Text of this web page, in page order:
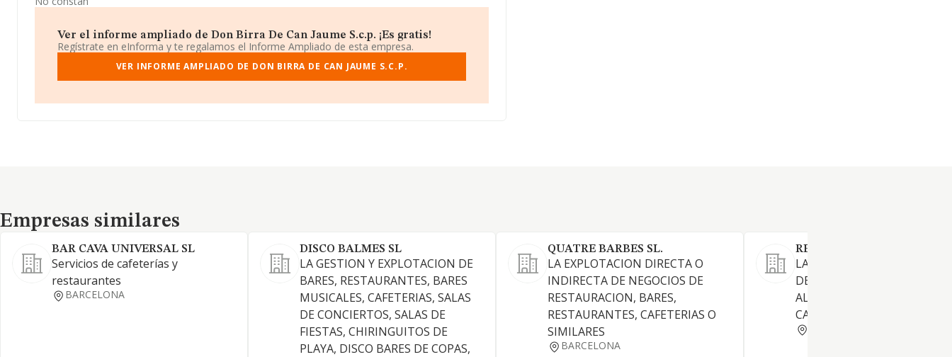
Ver el informe ampliado de Don Birra De Can Jaume S.c.p. ¡Es gratis!
Regístrate en eInforma y te regalamos el Informe Ampliado de esta empresa.
VER INFORME AMPLIADO DE DON BIRRA DE CAN JAUME S.C.P.
Empresas similares
Empresas similares
BAR CAVA UNIVERSAL SL
Servicios de cafeterías y
restaurantes
BARCELONA
DISCO BALMES SL
LA GESTION Y EXPLOTACION DE
BARES, RESTAURANTES, BARES
MUSICALES, CAFETERIAS, SALAS
DE CONCIERTOS, SALAS DE
FIESTAS, CHIRINGUITOS DE
PLAYA, DISCO BARES DE COPAS,
QUATRE BARBES SL.
LA EXPLOTACION DIRECTA O
INDIRECTA DE NEGOCIOS DE
RESTAURACION, BARES,
RESTAURANTES, CAFETERIAS O
SIMILARES
BARCELONA
RESTA-CATH SL.
LA EXPLOTACION DE
DE RESTAURACION,
ALIMENTACION,
CAFETERIAS Y BARES